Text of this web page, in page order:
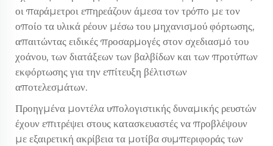
οι παράμετροι επηρεάζουν άμεσα τον τρόπο με τον
οποίο τα υλικά ρέουν μέσω του μηχανισμού φόρτωσης,
απαιτώντας ειδικές προσαρμογές στον σχεδιασμό του
χοάνου, των διατάξεων των βαλβίδων και των προτύπων
εκφόρτωσης για την επίτευξη βέλτιστων
αποτελεσμάτων.
Προηγμένα μοντέλα υπολογιστικής δυναμικής ρευστών
έχουν επιτρέψει στους κατασκευαστές να προβλέψουν
με εξαιρετική ακρίβεια τα μοτίβα συμπεριφοράς των